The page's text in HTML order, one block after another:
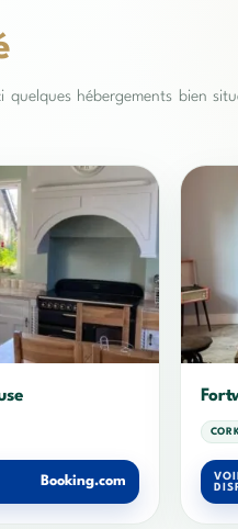
quelques hébergements bien
Booking.com
CORK